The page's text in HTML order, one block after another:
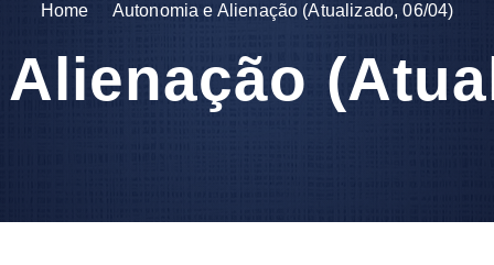
Home Autonomia e Alienação (Atualizado, 06/04)